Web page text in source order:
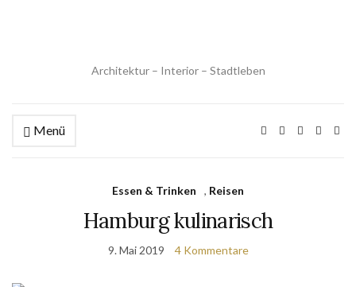
Architektur – Interior – Stadtleben
Menü
Essen & Trinken , Reisen
Hamburg kulinarisch
9. Mai 2019 4 Kommentare